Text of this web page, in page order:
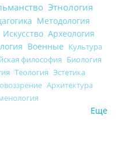
Этнология
Методология
Искусство Археология
Военные Культура
философия Биология
Теология Эстетика
Архитектура
Еще